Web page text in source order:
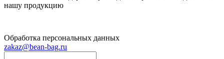
нашу продукцию
Обработка персональных данных
zakaz@bean-bag.ru